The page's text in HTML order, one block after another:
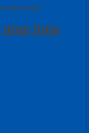
ringan jogja"
baja